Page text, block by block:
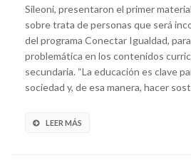
Sileoni, presentaron el primer
sobre trata de personas que será
del programa Conectar Igualdad,
problemática en los contenidos
secundaria. “La educación es clave
sociedad y, de esa manera, hacer
LEER MÁS